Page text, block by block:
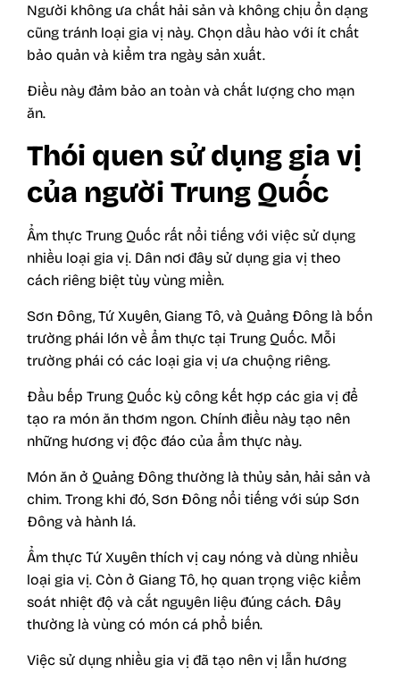
Người không ưa chất hải sản và không chịu ổn dạng
cũng tránh loại gia vị này. Chọn dầu hào với ít chất
bảo quản và kiểm tra ngày sản xuất.
Điều này đảm bảo an toàn và chất lượng cho mạn
ăn.
Thói quen sử dụng gia vị
của người Trung Quốc
Ẩm thực Trung Quốc rất nổi tiếng với việc sử dụng
nhiều loại gia vị. Dân nơi đây sử dụng gia vị theo
cách riêng biệt tùy vùng miền.
Sơn Đông, Tứ Xuyên, Giang Tô, và Quảng Đông là bốn
trường phái lớn về ẩm thực tại Trung Quốc. Mỗi
trường phái có các loại gia vị ưa chuộng riêng.
Đầu bếp Trung Quốc kỳ công kết hợp các gia vị để
tạo ra món ăn thơm ngon. Chính điều này tạo nên
những hương vị độc đáo của ẩm thực này.
Món ăn ở Quảng Đông thường là thủy sản, hải sản và
chim. Trong khi đó, Sơn Đông nổi tiếng với súp Sơn
Đông và hành lá.
Ẩm thực Tứ Xuyên thích vị cay nóng và dùng nhiều
loại gia vị. Còn ở Giang Tô, họ quan trọng việc kiểm
soát nhiệt độ và cắt nguyên liệu đúng cách. Đây
thường là vùng có món cá phổ biến.
Việc sử dụng nhiều gia vị đã tạo nên vị lẫn hương